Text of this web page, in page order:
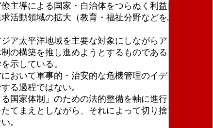
導による国家・自治体をつらぬく利益配分型国
活動領域の拡大（教育・福祉分野などをふくめ
太平洋地域を主要な対象にしながらアメリカ帝
の構築を推し進めようとするものである。それは
示している。
いて軍事的・治安的な危機管理のイデオロギー
る過程ではない。
家体制」のための法的整備を軸に進行してお
てまえとしながら、それによって切り捨てられる
。